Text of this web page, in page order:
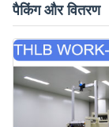
पैकिंग और वितरण